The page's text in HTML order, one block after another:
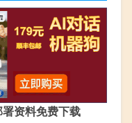
资料免费下载